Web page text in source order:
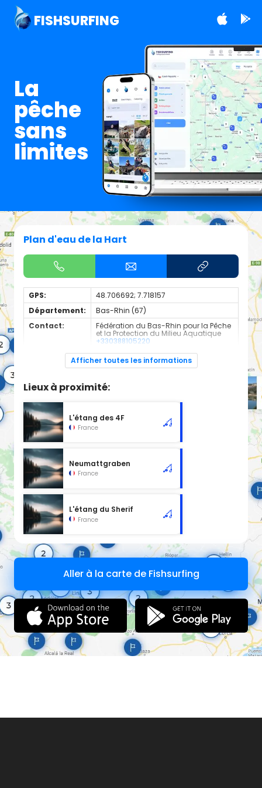
FISHSURFING
La
pêche
sans
limites
Plan d'eau de la Hart
GPS:
48.706692; 7.718157
Département:
Bas-Rhin (67)
Contact:
Fédération du Bas-Rhin pour la Pêche
et la Protection du Milieu Aquatique
+330388105220
Espèces de
Carnassier, carpe, poisson blanc
Afficher toutes les informations
Lieux à proximité:
L'étang des 4F
France
Neumattgraben
France
L'étang du Sherif
France
Aller à la carte de Fishsurfing